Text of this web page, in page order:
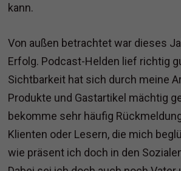
kann.
Von außen betrachtet war dieses
Erfolg. Podcast-Helden lief richtig
Sichtbarkeit hat sich durch meine
Produkte und Gastartikel mächtig
bekomme sehr häufig
Klienten oder Lesern, die mich
wie präsent ich doch in den